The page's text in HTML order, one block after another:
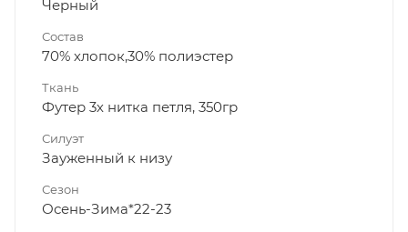
Черный
Состав
70% хлопок,30% полиэстер
Ткань
Футер 3х нитка петля, 350гр
Силуэт
Зауженный к низу
Сезон
Осень-Зима*22-23